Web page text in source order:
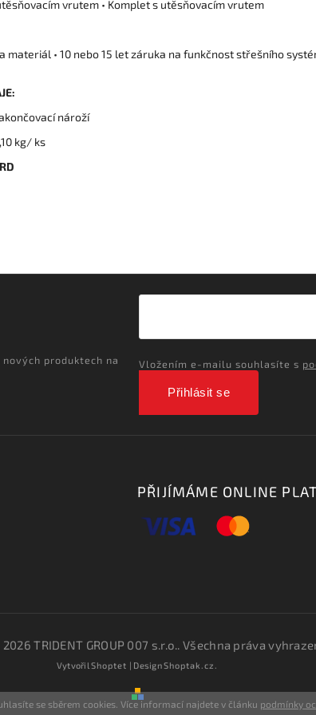
se sběrem cookies. Více informací najdete v článku podmínky
vrutem • Komplet s utěsňovacím vrutem
materiál • 10 nebo 15 let záruka na funkčnost střešního
nároží
kg/ ks
produktech na
Vložením e-mailu souhlasíte s
Přihlásit se
PŘIJÍMÁME ONLINE
2026TRIDENT GROUP 007 s.r.o.. Všechna práva
VytvořilShoptet | DesignShoptak.cz.